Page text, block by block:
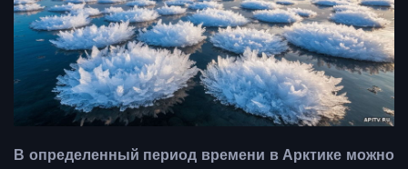
В определенный период времени в Арктике можно